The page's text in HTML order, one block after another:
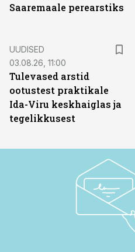
Saaremaale perearstiks
UUDISED
03.08.26, 11:00
Tulevased arstid
ootustest praktikale
Ida-Viru keskhaiglas ja
tegelikkusest